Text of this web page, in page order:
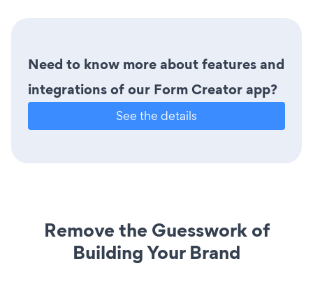
Need to know more about features and
integrations of our Form Creator app?
See the details
Remove the Guesswork of
Building Your Brand